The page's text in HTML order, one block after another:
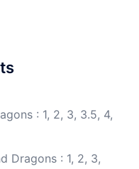
: 1, 2, 3, 3.5, 4,
Dragons : 1, 2, 3,